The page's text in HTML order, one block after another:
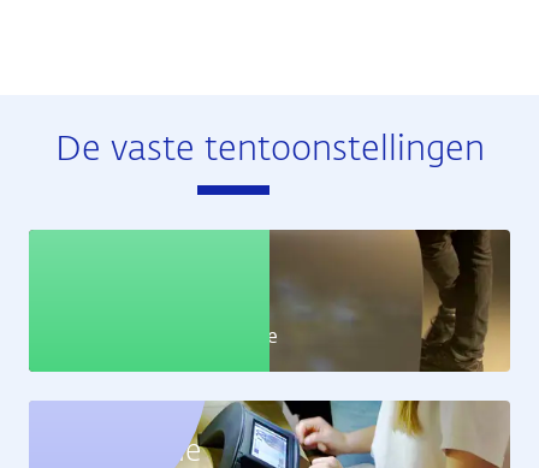
De vaste tentoonstellingen
Leer alles over de economie
Geldcollectie